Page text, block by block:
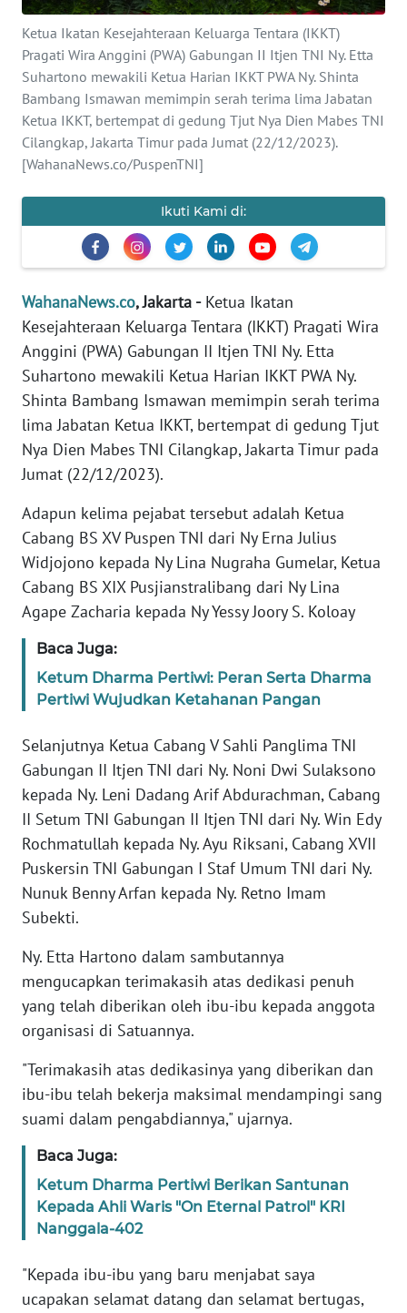
Ketua Ikatan Kesejahteraan Keluarga Tentara (IKKT)
Pragati Wira Anggini (PWA) Gabungan II Itjen TNI Ny. Etta
Suhartono mewakili Ketua Harian IKKT PWA Ny. Shinta
Bambang Ismawan memimpin serah terima lima Jabatan
Ketua IKKT, bertempat di gedung Tjut Nya Dien Mabes TNI
Cilangkap, Jakarta Timur pada Jumat (22/12/2023).
[WahanaNews.co/PuspenTNI]
Ikuti Kami di:
WahanaNews.co, Jakarta -Ketua Ikatan
Kesejahteraan Keluarga Tentara (IKKT) Pragati Wira
Anggini (PWA) Gabungan II Itjen TNI Ny. Etta
Suhartono mewakili Ketua Harian IKKT PWA Ny.
Shinta Bambang Ismawan memimpin serah terima
lima Jabatan Ketua IKKT, bertempat di gedung Tjut
Nya Dien Mabes TNI Cilangkap, Jakarta Timur pada
Jumat (22/12/2023).
Adapun kelima pejabat tersebut adalah Ketua
Cabang BS XV Puspen TNI dari Ny Erna Julius
Widjojono kepada Ny Lina Nugraha Gumelar, Ketua
Cabang BS XIX Pusjianstralibang dari Ny Lina
Agape Zacharia kepada Ny Yessy Joory S. Koloay
Baca Juga:
Ketum Dharma Pertiwi: Peran Serta Dharma
Pertiwi Wujudkan Ketahanan Pangan
Selanjutnya Ketua Cabang V Sahli Panglima TNI
Gabungan II Itjen TNI dari Ny. Noni Dwi Sulaksono
kepada Ny. Leni Dadang Arif Abdurachman, Cabang
II Setum TNI Gabungan II Itjen TNI dari Ny. Win Edy
Rochmatullah kepada Ny. Ayu Riksani, Cabang XVII
Puskersin TNI Gabungan I Staf Umum TNI dari Ny.
Nunuk Benny Arfan kepada Ny. Retno Imam
Subekti.
Ny. Etta Hartono dalam sambutannya
mengucapkan terimakasih atas dedikasi penuh
yang telah diberikan oleh ibu-ibu kepada anggota
organisasi di Satuannya.
"Terimakasih atas dedikasinya yang diberikan dan
ibu-ibu telah bekerja maksimal mendampingi sang
suami dalam pengabdiannya," ujarnya.
Baca Juga:
Ketum Dharma Pertiwi Berikan Santunan
Kepada Ahli Waris "On Eternal Patrol" KRI
Nanggala-402
"Kepada ibu-ibu yang baru menjabat saya
ucapakan selamat datang dan selamat bertugas,
SERBA-SERBI
PENDIDIKAN
OLAHRAGA
OPINI
INDEKS
KONTAK
KAMI
INFO
IKLAN
KAMI
PEDOMAN
MEDIA
SIBER
REDAKSI
KARIR
DISCLAIMER
Wahana
News
Regional
WN
SUMUT
JAKARTA
WN
JABAR
WN
BANTEN
WN
NTT
WN
KEPRI
WN
PAPUA